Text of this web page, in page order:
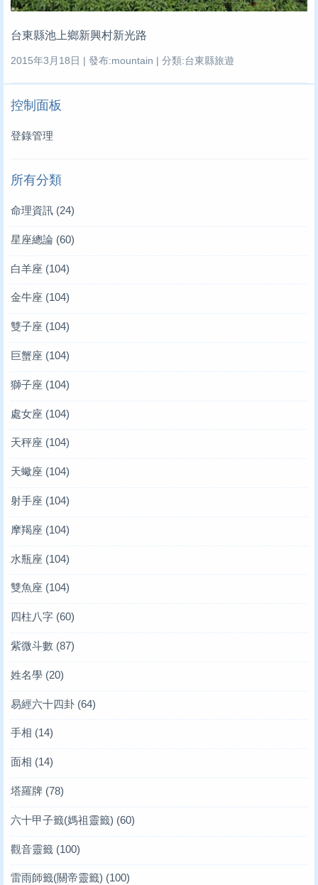
台東縣池上鄉新興村新光路
2015年3月18日 | 發布:mountain | 分類:台東縣旅遊
控制面板
登錄管理
所有分類
命理資訊 (24)
星座總論 (60)
白羊座 (104)
金牛座 (104)
雙子座 (104)
巨蟹座 (104)
獅子座 (104)
處女座 (104)
天秤座 (104)
天蠍座 (104)
射手座 (104)
摩羯座 (104)
水瓶座 (104)
雙魚座 (104)
四柱八字 (60)
紫微斗數 (87)
姓名學 (20)
易經六十四卦 (64)
手相 (14)
面相 (14)
塔羅牌 (78)
六十甲子籤(媽祖靈籤) (60)
觀音靈籤 (100)
雷雨師籤(關帝靈籤) (100)